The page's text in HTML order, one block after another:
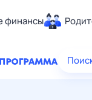
финансы